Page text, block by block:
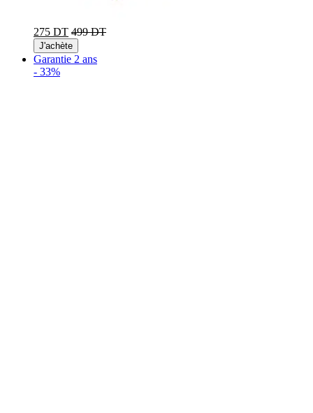
275 DT 499 DT
J'achète
Garantie 2 ans
- 33%